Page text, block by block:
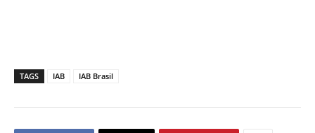
TAGS IAB IAB Brasil